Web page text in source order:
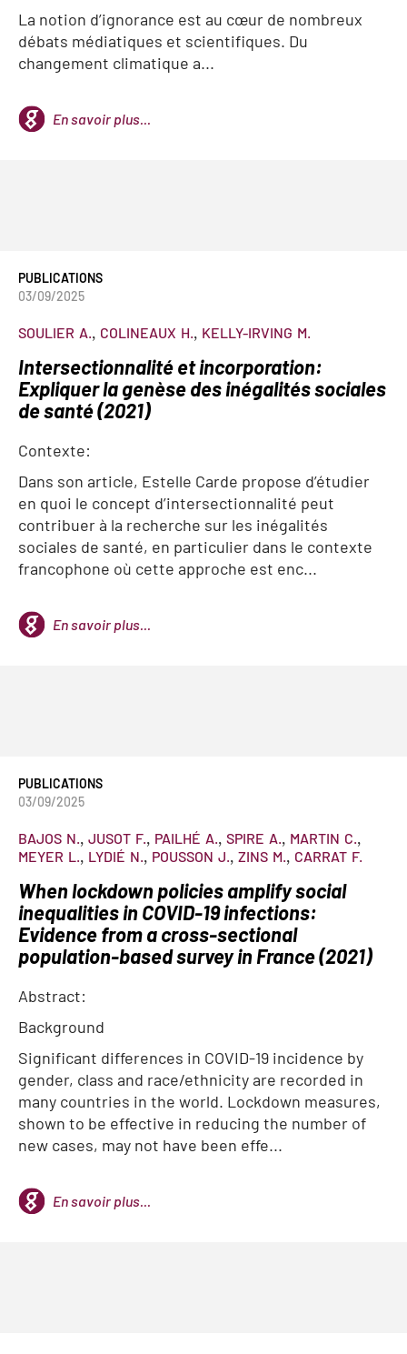
La notion d’ignorance est au cœur de nombreux
débats médiatiques et scientifiques. Du
changement climatique a...
En savoir plus...
PUBLICATIONS
03/09/2025
SOULIER A. COLINEAUX H. KELLY-IRVING M.
Intersectionnalité et incorporation:
Expliquer la genèse des inégalités sociales
de santé (2021)
Contexte:
Dans son article, Estelle Carde propose d’étudier
en quoi le concept d’intersectionnalité peut
contribuer à la recherche sur les inégalités
sociales de santé, en particulier dans le contexte
francophone où cette approche est enc...
En savoir plus...
PUBLICATIONS
03/09/2025
BAJOS N. JUSOT F. PAILHÉ A. SPIRE A. MARTIN C.
MEYER L. LYDIÉ N. POUSSON J. ZINS M. CARRAT F.
When lockdown policies amplify social
inequalities in COVID-19 infections:
Evidence from a cross-sectional
population-based survey in France (2021)
Abstract:
Background
Significant differences in COVID-19 incidence by
gender, class and race/ethnicity are recorded in
many countries in the world. Lockdown measures,
shown to be effective in reducing the number of
new cases, may not have been effe...
En savoir plus...